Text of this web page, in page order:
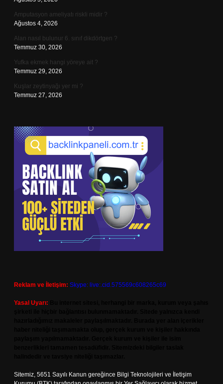
Amputasyon ameliyatı riskli midir ?
Ağustos 4, 2026
Alan nasıl bulunur 6. sınıf dikdörtgen ?
Temmuz 30, 2026
Yufka ekmek hangi yöreye ait ?
Temmuz 29, 2026
Kuşlar zeytinyağı yer mi ?
Temmuz 27, 2026
Reklam ve İletişim: Skype: live:.cid.575569c608265c69
Yasal Uyarı:
Sitemiz, 5651 Sayılı Kanun gereğince Bilgi Teknolojileri ve İletişim